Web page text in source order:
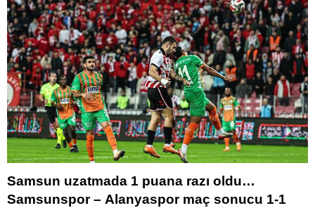
Samsun uzatmada 1 puana razı oldu…
Samsunspor – Alanyaspor maç sonucu 1-1